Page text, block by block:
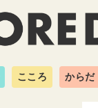
こころ からだ